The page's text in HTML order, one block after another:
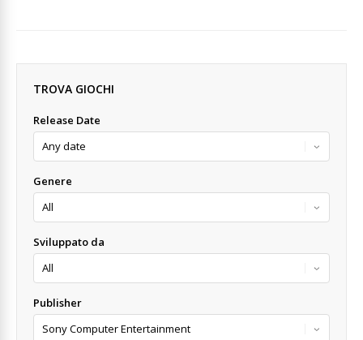
TROVA GIOCHI
Release Date
Genere
Sviluppato da
Publisher